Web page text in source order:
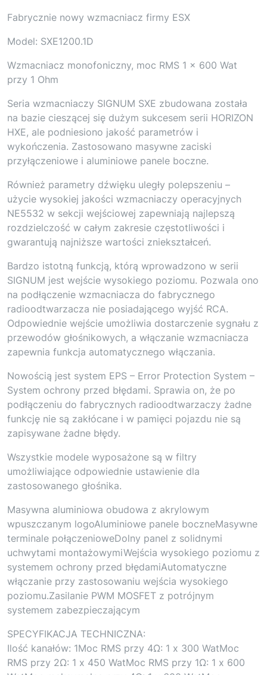
Fabrycznie nowy wzmacniacz firmy ESX
Model: SXE1200.1D
Wzmacniacz monofoniczny, moc RMS 1 x 600 Wat
przy 1 Ohm
Seria wzmacniaczy SIGNUM SXE zbudowana została
na bazie cieszącej się dużym sukcesem serii HORIZON
HXE, ale podniesiono jakość parametrów i
wykończenia. Zastosowano masywne zaciski
przyłączeniowe i aluminiowe panele boczne.
Również parametry dźwięku uległy polepszeniu –
użycie wysokiej jakości wzmacniaczy operacyjnych
NE5532 w sekcji wejściowej zapewniają najlepszą
rozdzielczość w całym zakresie częstotliwości i
gwarantują najniższe wartości zniekształceń.
Bardzo istotną funkcją, którą wprowadzono w serii
SIGNUM jest wejście wysokiego poziomu. Pozwala ono
na podłączenie wzmacniacza do fabrycznego
radioodtwarzacza nie posiadającego wyjść RCA.
Odpowiednie wejście umożliwia dostarczenie sygnału z
przewodów głośnikowych, a włączanie wzmacniacza
zapewnia funkcja automatycznego włączania.
Nowością jest system EPS – Error Protection System –
System ochrony przed błędami. Sprawia on, że po
podłączeniu do fabrycznych radioodtwarzaczy żadne
funkcję nie są zakłócane i w pamięci pojazdu nie są
zapisywane żadne błędy.
Wszystkie modele wyposażone są w filtry
umożliwiające odpowiednie ustawienie dla
zastosowanego głośnika.
Masywna aluminiowa obudowa z akrylowym
wpuszczanym logoAluminiowe panele boczneMasywne
terminale połączenioweDolny panel z solidnymi
uchwytami montażowymiWejścia wysokiego poziomu z
systemem ochrony przed błędamiAutomatyczne
włączanie przy zastosowaniu wejścia wysokiego
poziomu.Zasilanie PWM MOSFET z potrójnym
systemem zabezpieczającym
SPECYFIKACJA TECHNICZNA:
Ilość kanałów: 1Moc RMS przy 4Ω: 1 x 300 WatMoc
RMS przy 2Ω: 1 x 450 WatMoc RMS przy 1Ω: 1 x 600